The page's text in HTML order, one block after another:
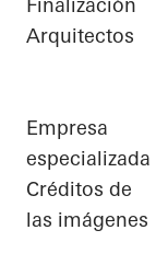
Arquitectos
Empresa
especializada
Créditos de
las imágenes